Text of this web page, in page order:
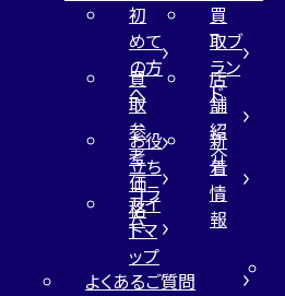
初
めて
の方
へ
買
取ブ
ラン
ド
買
取
参
考
価
格
店
舗
紹
介
お役
立ち
コラ
ム
新
着
情
報
サイ
トマ
ップ
よくあるご質問